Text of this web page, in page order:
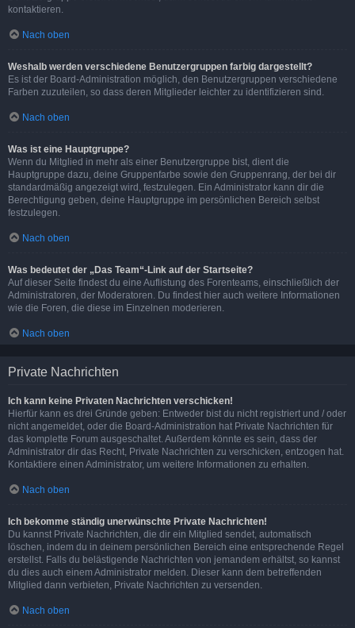
kontaktieren.
Nach oben
Weshalb werden verschiedene Benutzergruppen farbig dargestellt?
Es ist der Board-Administration möglich, den Benutzergruppen verschiedene
Farben zuzuteilen, so dass deren Mitglieder leichter zu identifizieren sind.
Nach oben
Was ist eine Hauptgruppe?
Wenn du Mitglied in mehr als einer Benutzergruppe bist, dient die
Hauptgruppe dazu, deine Gruppenfarbe sowie den Gruppenrang, der bei dir
standardmäßig angezeigt wird, festzulegen. Ein Administrator kann dir die
Berechtigung geben, deine Hauptgruppe im persönlichen Bereich selbst
festzulegen.
Nach oben
Was bedeutet der „Das Team“-Link auf der Startseite?
Auf dieser Seite findest du eine Auflistung des Forenteams, einschließlich der
Administratoren, der Moderatoren. Du findest hier auch weitere Informationen
wie die Foren, die diese im Einzelnen moderieren.
Nach oben
Private Nachrichten
Ich kann keine Privaten Nachrichten verschicken!
Hierfür kann es drei Gründe geben: Entweder bist du nicht registriert und / oder
nicht angemeldet, oder die Board-Administration hat Private Nachrichten für
das komplette Forum ausgeschaltet. Außerdem könnte es sein, dass der
Administrator dir das Recht, Private Nachrichten zu verschicken, entzogen hat.
Kontaktiere einen Administrator, um weitere Informationen zu erhalten.
Nach oben
Ich bekomme ständig unerwünschte Private Nachrichten!
Du kannst Private Nachrichten, die dir ein Mitglied sendet, automatisch
löschen, indem du in deinem persönlichen Bereich eine entsprechende Regel
erstellst. Falls du belästigende Nachrichten von jemandem erhältst, so kannst
du dies auch einem Administrator melden. Dieser kann dem betreffenden
Mitglied dann verbieten, Private Nachrichten zu versenden.
Nach oben